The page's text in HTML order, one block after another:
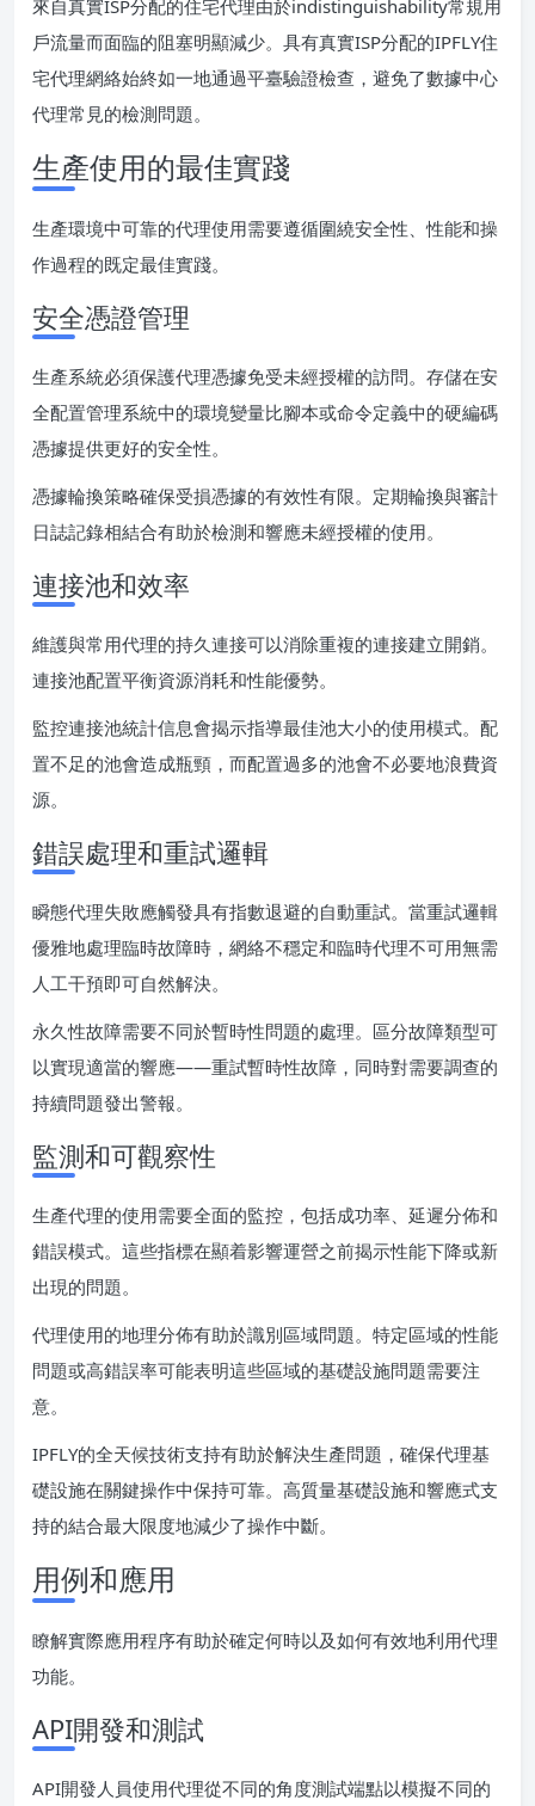
來自真實ISP分配的住宅代理由於indistinguishability常規用
戶流量而面臨的阻塞明顯減少。具有真實ISP分配的IPFLY住
宅代理網絡始終如一地通過平臺驗證檢查，避免了數據中心
代理常見的檢測問題。
生產使用的最佳實踐
生產環境中可靠的代理使用需要遵循圍繞安全性、性能和操
作過程的既定最佳實踐。
安全憑證管理
生產系統必須保護代理憑據免受未經授權的訪問。存儲在安
全配置管理系統中的環境變量比腳本或命令定義中的硬編碼
憑據提供更好的安全性。
憑據輪換策略確保受損憑據的有效性有限。定期輪換與審計
日誌記錄相結合有助於檢測和響應未經授權的使用。
連接池和效率
維護與常用代理的持久連接可以消除重複的連接建立開銷。
連接池配置平衡資源消耗和性能優勢。
監控連接池統計信息會揭示指導最佳池大小的使用模式。配
置不足的池會造成瓶頸，而配置過多的池會不必要地浪費資
源。
錯誤處理和重試邏輯
瞬態代理失敗應觸發具有指數退避的自動重試。當重試邏輯
優雅地處理臨時故障時，網絡不穩定和臨時代理不可用無需
人工干預即可自然解決。
永久性故障需要不同於暫時性問題的處理。區分故障類型可
以實現適當的響應——重試暫時性故障，同時對需要調查的
持續問題發出警報。
監測和可觀察性
生產代理的使用需要全面的監控，包括成功率、延遲分佈和
錯誤模式。這些指標在顯着影響運營之前揭示性能下降或新
出現的問題。
代理使用的地理分佈有助於識別區域問題。特定區域的性能
問題或高錯誤率可能表明這些區域的基礎設施問題需要注
意。
IPFLY的全天候技術支持有助於解決生產問題，確保代理基
礎設施在關鍵操作中保持可靠。高質量基礎設施和響應式支
持的結合最大限度地減少了操作中斷。
用例和應用
瞭解實際應用程序有助於確定何時以及如何有效地利用代理
功能。
API開發和測試
API開發人員使用代理從不同的角度測試端點以模擬不同的